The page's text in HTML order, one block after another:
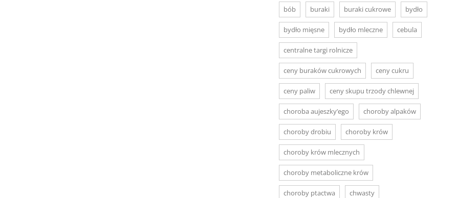
bób buraki buraki cukrowe bydło
bydło mięsne bydło mleczne cebula
centralne targi rolnicze
ceny buraków cukrowych ceny cukru
ceny paliw ceny skupu trzody chlewnej
choroba aujeszky’ego choroby alpaków
choroby drobiu choroby krów
choroby krów mlecznych
choroby metaboliczne krów
choroby ptactwa chwasty